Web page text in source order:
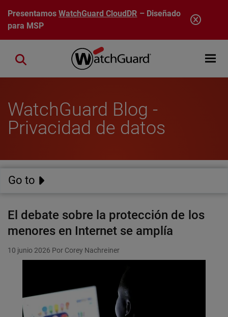
Pasar al contenido principal
PresentamosWatchGuard CloudDR – Diseñado
para MSP
Open
Close search
WatchGuard Blog -
Privacidad de datos
Go to
El debate sobre la protección de los
menores en Internet se amplía
10 junio 2026 Por Corey Nachreiner